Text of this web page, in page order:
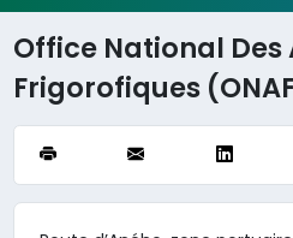
Office National Des
Frigorofiques